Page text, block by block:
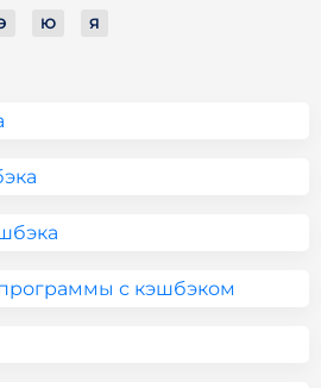
Ю Я
с кэшбэком